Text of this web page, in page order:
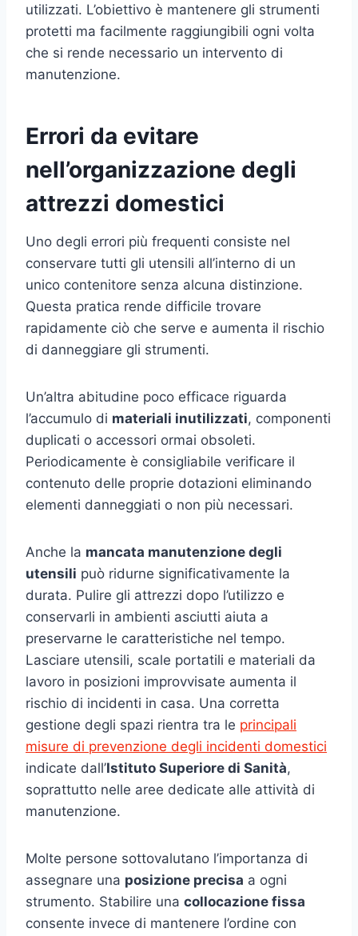
utilizzati. L’obiettivo è mantenere gli strumenti
protetti ma facilmente raggiungibili ogni volta
che si rende necessario un intervento di
manutenzione.
Errori da evitare
nell’organizzazione degli
attrezzi domestici
Uno degli errori più frequenti consiste nel
conservare tutti gli utensili all’interno di un
unico contenitore senza alcuna distinzione.
Questa pratica rende difficile trovare
rapidamente ciò che serve e aumenta il rischio
di danneggiare gli strumenti.
Un’altra abitudine poco efficace riguarda
l’accumulo di materiali inutilizzati, componenti
duplicati o accessori ormai obsoleti.
Periodicamente è consigliabile verificare il
contenuto delle proprie dotazioni eliminando
elementi danneggiati o non più necessari.
Anche la mancata manutenzione degli
utensili può ridurne significativamente la
durata. Pulire gli attrezzi dopo l’utilizzo e
conservarli in ambienti asciutti aiuta a
preservarne le caratteristiche nel tempo.
Lasciare utensili, scale portatili e materiali da
lavoro in posizioni improvvisate aumenta il
rischio di incidenti in casa. Una corretta
gestione degli spazi rientra tra le principali
misure di prevenzione degli incidenti domestici
indicate dall’Istituto Superiore di Sanità,
soprattutto nelle aree dedicate alle attività di
manutenzione.
Molte persone sottovalutano l’importanza di
assegnare una posizione precisa a ogni
strumento. Stabilire una collocazione fissa
consente invece di mantenere l’ordine con